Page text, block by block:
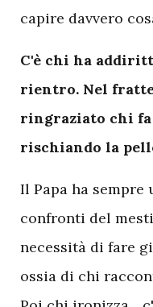
capire davvero
C'è chi ha
rientro. Nel
ringraziato chi
rischiando la
Il Papa ha
confronti del
necessità di fare
ossia di chi